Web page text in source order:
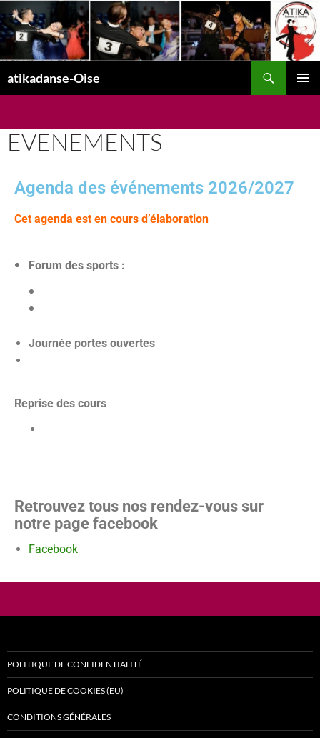
atikadanse-Oise
EVENEMENTS
Agenda des événements 2026/2027
Cet agenda est en cours d’élaboration
Forum des sports :
Journée portes ouvertes
Reprise des cours
Retrouvez tous nos rendez-vous sur
notre page facebook
Facebook
POLITIQUE DE CONFIDENTIALITÉ
POLITIQUE DE COOKIES (EU)
CONDITIONS GÉNÉRALES